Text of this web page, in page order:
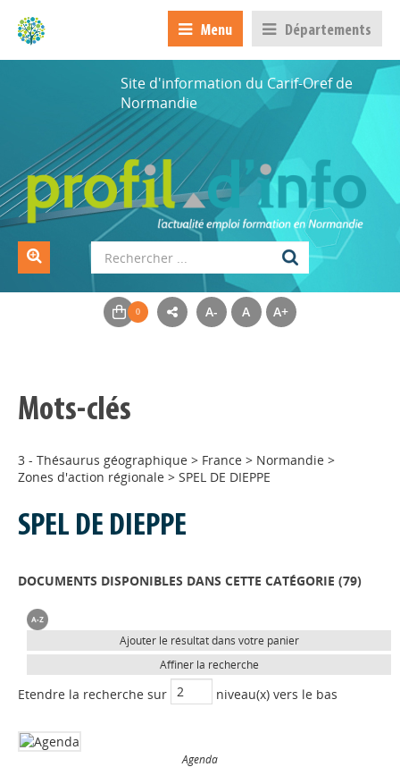
Menu Départements
Site d'information du Carif-Oref de
Normandie
A- A A+
Mots-clés
3 - Thésaurus géographique > France > Normandie >
Zones d'action régionale > SPEL DE DIEPPE
SPEL DE DIEPPE
DOCUMENTS DISPONIBLES DANS CETTE CATÉGORIE (79)
Ajouter le résultat dans votre panier
Affiner la recherche
Etendre la recherche sur niveau(x) vers le bas
Agenda